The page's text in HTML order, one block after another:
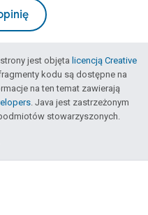
jest objęta licencją Creative
kodu są dostępne na
na ten temat zawierają
. Java jest zastrzeżonym
stowarzyszonych.